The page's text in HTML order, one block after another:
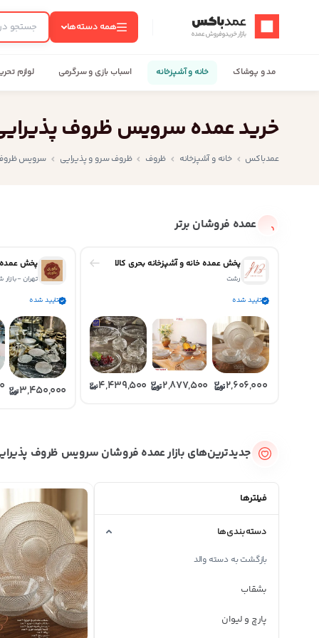
عمدباکس — بازگشت به صفحه اصلی همه دسته‌ها
مد و پوشاک خانه و آشپزخانه اسباب بازی و سرگرمی لوازم
خرید عمده سرویس ظروف پذیرایی
عمدباکس خانه و آشپزخانه ظروف ظروف سرو و پذیرایی سرویس
عمده فروشان برتر
پخش عمده خانه و آشپزخانه بحری کالا
رشت
تایید شده
2,606,000
2,877,500
4,439,500
تهران -
تایید شده
3,450,000
جدیدترین‌های بازار عمده فروشان سرویس ظروف
فیلترها
دسته‌بندی‌ها
بازگشت به دسته والد
بشقاب
پارچ و لیوان